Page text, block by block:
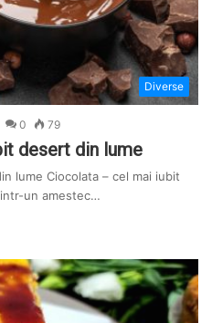
Diverse
0 79
desert din lume
lume Ciocolata – cel mai iubit
un amestec…